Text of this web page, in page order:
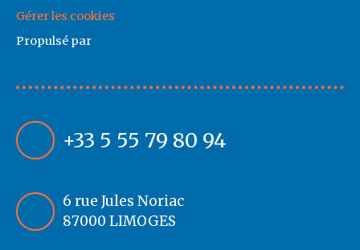
Gérer les cookies
Propulsé par
+33 5 55 79 80 94
6 rue Jules Noriac
87000 LIMOGES